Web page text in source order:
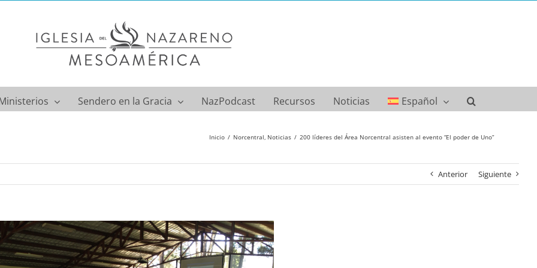
Sendero en la Gracia NazPodcast Recursos Noticias Español
Inicio Norcentral Noticias 200 líderes del Área Norcentral asisten al evento “El poder de Uno”
Anterior Siguiente